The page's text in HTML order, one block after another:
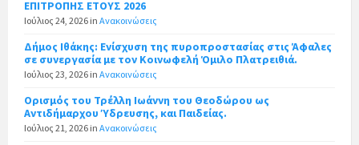
ΕΠΙΤΡΟΠΗΣ ΕΤΟΥΣ 2026
Ιούλιος 24, 2026 in Ανακοινώσεις
Δήμος Ιθάκης: Ενίσχυση της πυροπροστασίας στις Άφαλες
σε συνεργασία με τον Κοινωφελή Όμιλο Πλατρειθιά.
Ιούλιος 23, 2026 in Ανακοινώσεις
Ορισμός του Τρέλλη Ιωάννη του Θεοδώρου ως
Αντιδήμαρχου Ύδρευσης, και Παιδείας.
Ιούλιος 21, 2026 in Ανακοινώσεις